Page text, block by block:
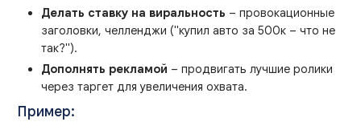
Делать ставку на виральность – провокационные
заголовки, челленджи ("купил авто за 500к – что не
так?").
Дополнять рекламой – продвигать лучшие ролики
через таргет для увеличения охвата.
Пример: